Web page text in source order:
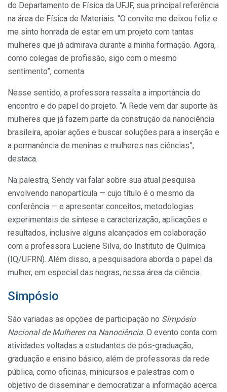
do Departamento de Física da UFJF, sua principal referência
na área de Física de Materiais. “O convite me deixou feliz e
me sinto honrada de estar em um projeto com tantas
mulheres que já admirava durante a minha formação. Agora,
como colegas de profissão, sigo com o mesmo
sentimento”, comenta.
Nesse sentido, a professora ressalta a importância do
encontro e do papel do projeto. “A Rede vem dar suporte às
mulheres que já fazem parte da construção da nanociência
brasileira, apoiar ações e buscar soluções para a inserção e
a permanência de meninas e mulheres nas ciências”,
destaca.
Na palestra, Sendy vai falar sobre sua atual pesquisa
envolvendo nanopartícula — cujo título é o mesmo da
conferência — e apresentar conceitos, metodologias
experimentais de síntese e caracterização, aplicações e
resultados, inclusive alguns alcançados em colaboração
com a professora Luciene Silva, do Instituto de Química
(IQ/UFRN). Além disso, a pesquisadora aborda o papel da
mulher, em especial das negras, nessa área da ciência.
Simpósio
São variadas as opções de participação no Simpósio
Nacional de Mulheres na Nanociência. O evento conta com
atividades voltadas a estudantes de pós-graduação,
graduação e ensino básico, além de professoras da rede
pública, como oficinas, minicursos e palestras com o
objetivo de disseminar e democratizar a informação acerca